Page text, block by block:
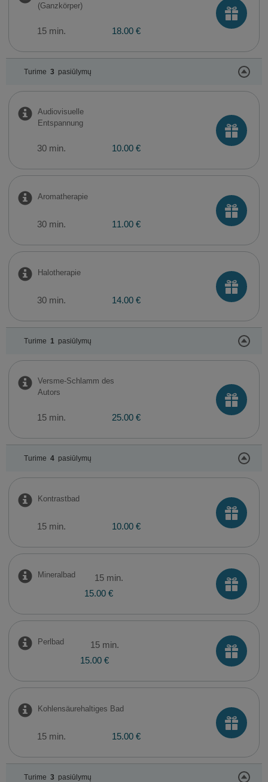
(Ganzkörper)
15 min. 18.00 €
Turime 3 pasiūlymų
Audiovisuelle
Entspannung
30 min. 10.00 €
Aromatherapie
30 min. 11.00 €
Halotherapie
30 min. 14.00 €
Turime 1 pasiūlymų
Versme-Schlamm des
Autors
15 min. 25.00 €
Turime 4pasiūlymų
Kontrastbad
15 min. 10.00 €
Mineralbad
15 min.
15.00 €
Perlbad
15 min.
15.00 €
Kohlensäurehaltiges Bad
15 min. 15.00 €
Turime 3 pasiūlymų